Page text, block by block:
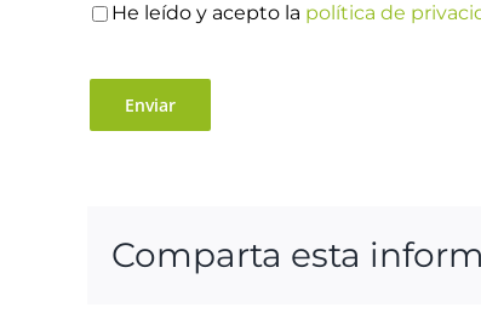
He leído y acepto la política de
Comparta esta